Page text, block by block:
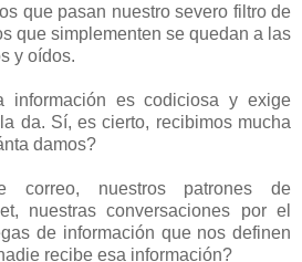
que pasan nuestro severo filtro de
que simplementen se quedan a las
y oídos.
información es codiciosa y exige
da. Sí, es cierto, recibimos mucha
damos?
correo, nuestros patrones de
nuestras conversaciones por el
de información que nos definen
recibe esa información?